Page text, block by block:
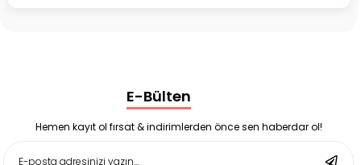
Enterogermina Family 5 ml 20 Flakon
Deep Flex Stres Azaltıcı ve Enerji Dengeleyici Topraklama
Matı Set 40x60 cm
Deep Flex Stres Azaltıcı ve Enerji Dengeleyici Topraklama
E-Bülten
Hemen kayıt ol fırsat & indirimlerden önce sen haberdar ol!